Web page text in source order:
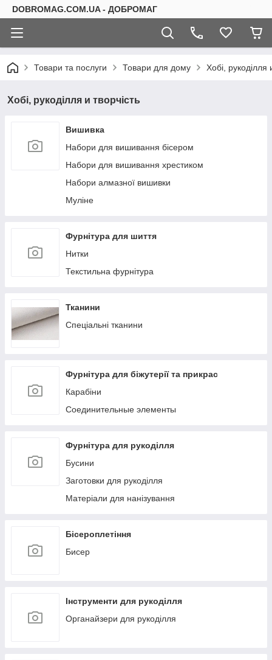
DOBROMAG.COM.UA - ДОБРОМАГ
Товари та послуги Товари для дому Хобі, рукоділля
Хобі, рукоділля и творчість
Вишивка
Набори для вишивання бісером
Набори для вишивання хрестиком
Набори алмазної вишивки
Муліне
Фурнітура для шиття
Нитки
Текстильна фурнітура
Тканини
Спеціальні тканини
Фурнітура для біжутерії та прикрас
Карабіни
Соединительные элементы
Фурнітура для рукоділля
Бусини
Заготовки для рукоділля
Матеріали для нанізування
Бісероплетіння
Бисер
Інструменти для рукоділля
Органайзери для рукоділля